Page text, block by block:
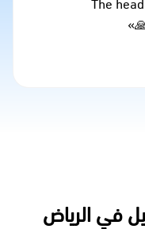
في الرياض